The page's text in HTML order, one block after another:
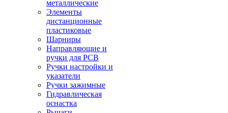
металлические
Элементы
дистанционные
пластиковые
Шарниры
Направляющие и
ручки для PCB
Ручки настройки и
указатели
Ручки зажимные
Гидравлическая
оснастка